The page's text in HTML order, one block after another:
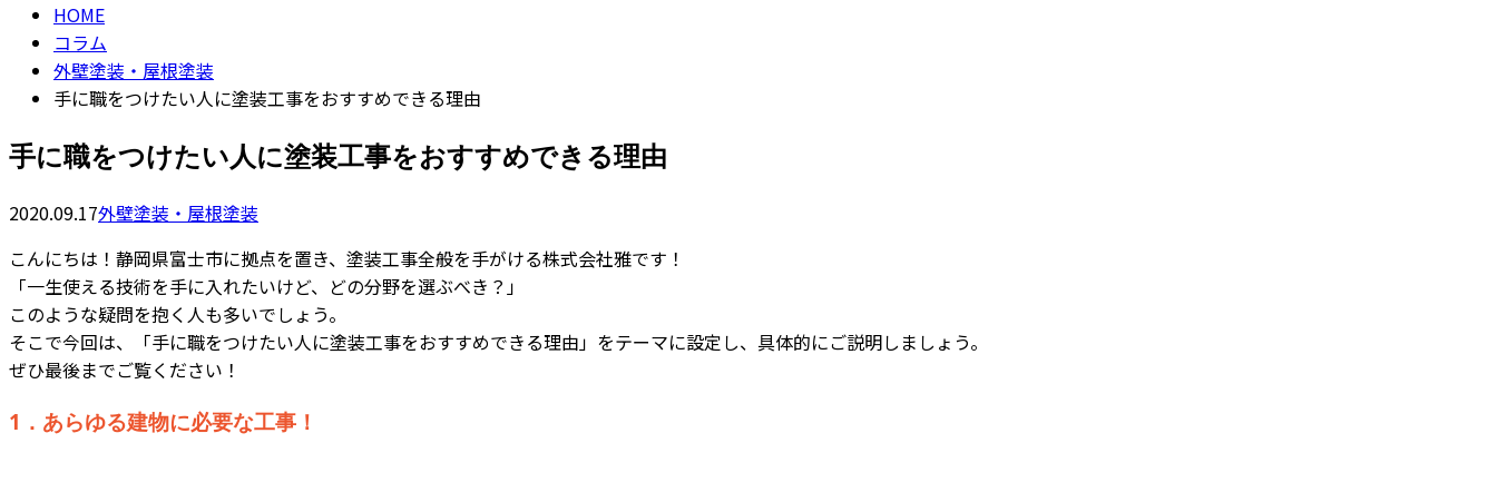
HOME
コラム
外壁塗装・屋根塗装
手に職をつけたい人に塗装工事をおすすめできる理由
手に職をつけたい人に塗装工事をおすすめできる理由
2020.09.17外壁塗装・屋根塗装
こんにちは！静岡県富士市に拠点を置き、塗装工事全般を手がける株式会社雅です！
「一生使える技術を手に入れたいけど、どの分野を選ぶべき？」
このような疑問を抱く人も多いでしょう。
そこで今回は、「手に職をつけたい人に塗装工事をおすすめできる理由」をテーマに設定し、具体的にご説明しましょう。
ぜひ最後までご覧ください！
1．あらゆる建物に必要な工事！